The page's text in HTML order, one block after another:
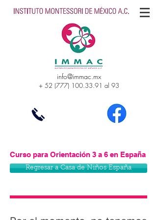
info@immac.mx
+ 52 (777) 100.33.91 al 93
Curso para Orientación 3 a 6 en España
Regresar a Casa de Niños España